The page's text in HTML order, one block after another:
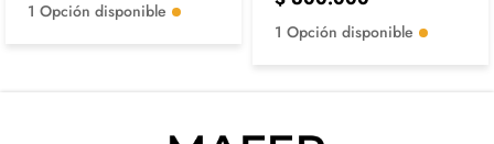
1 Opción disponible
1 Opción disponible